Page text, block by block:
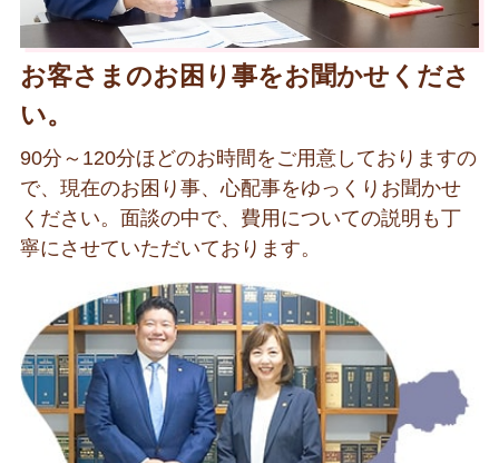
お客さまのお困り事をお聞かせくださ
い。
90分～120分ほどのお時間をご用意しておりますの
で、現在のお困り事、心配事をゆっくりお聞かせ
ください。面談の中で、費用についての説明も丁
寧にさせていただいております。